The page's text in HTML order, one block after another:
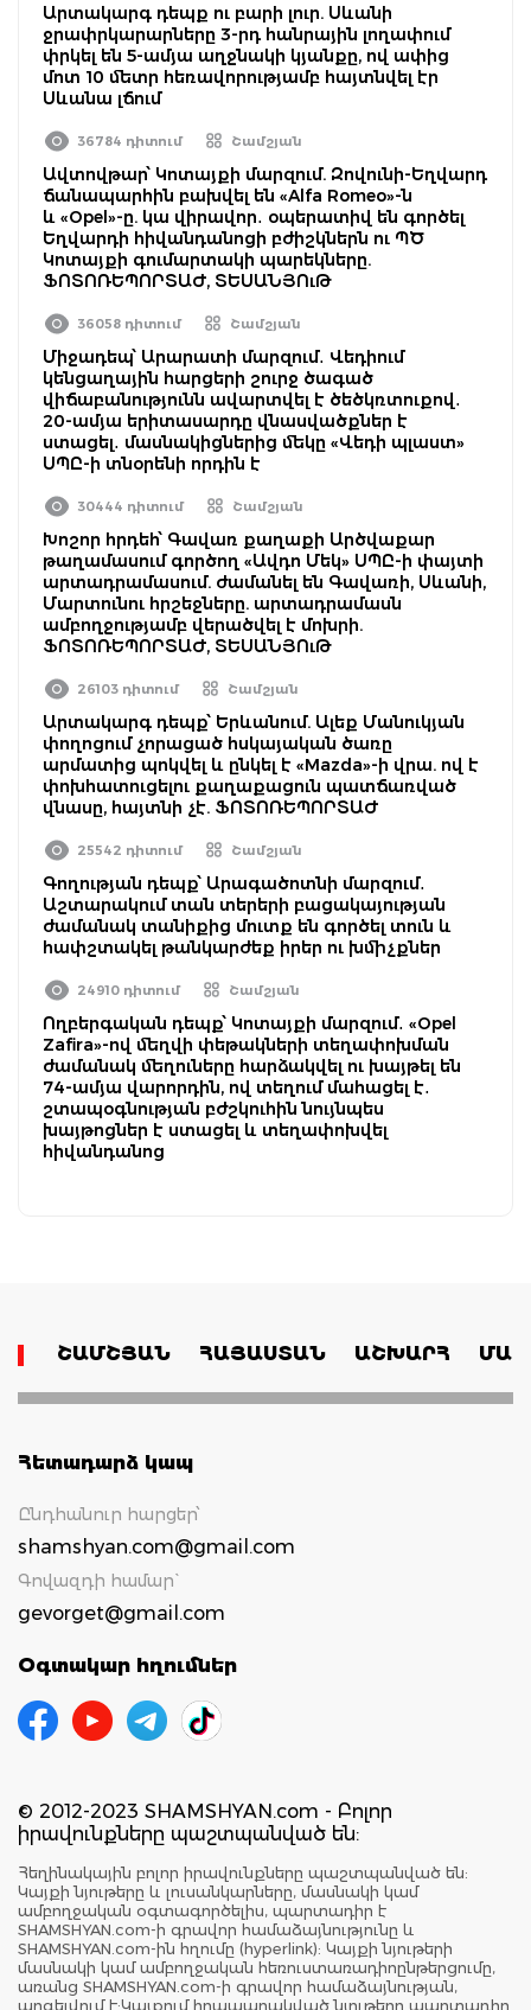
Արտակարգ դեպք ու բարի լուր. Սևանի
ջրափրկարարները 3-րդ հանրային լողափում
փրկել են 5-ամյա աղջնակի կյանքը, ով ափից
մոտ 10 մետր հեռավորությամբ հայտնվել էր
Սևանա լճում
36784 դիտում Շամշյան
Ավտովթար՝ Կոտայքի մարզում. Զովունի-Եղվարդ
ճանապարհին բախվել են «Alfa Romeo»-ն
և «Opel»-ը. կա վիրավոր․ օպերատիվ են գործել
Եղվարդի հիվանդանոցի բժիշկներն ու ՊԾ
Կոտայքի գումարտակի պարեկները.
ՖՈՏՈՌԵՊՈՐՏԱԺ, ՏԵՍԱՆՅՈւԹ
36058 դիտում Շամշյան
Միջադեպ՝ Արարատի մարզում․ Վեդիում
կենցաղային հարցերի շուրջ ծագած
վիճաբանությունն ավարտվել է ծեծկռտուքով․
20-ամյա երիտասարդը վնասվածքներ է
ստացել․ մասնակիցներից մեկը «Վեդի պլաստ»
ՍՊԸ-ի տնօրենի որդին է
30444 դիտում Շամշյան
Խոշոր հրդեհ՝ Գավառ քաղաքի Արծվաքար
թաղամասում գործող «Ավդո Մեկ» ՍՊԸ-ի փայտի
արտադրամասում. ժամանել են Գավառի, Սևանի,
Մարտունու հրշեջները. արտադրամասն
ամբողջությամբ վերածվել է մոխրի.
ՖՈՏՈՌԵՊՈՐՏԱԺ, ՏԵՍԱՆՅՈւԹ
26103 դիտում Շամշյան
Արտակարգ դեպք՝ Երևանում. Ալեք Մանուկյան
փողոցում չորացած հսկայական ծառը
արմատից պոկվել և ընկել է «Mazda»-ի վրա. ով է
փոխհատուցելու քաղաքացուն պատճառված
վնասը, հայտնի չէ. ՖՈՏՈՌԵՊՈՐՏԱԺ
25542 դիտում Շամշյան
Գողության դեպք՝ Արագածոտնի մարզում․
Աշտարակում տան տերերի բացակայության
ժամանակ տանիքից մուտք են գործել տուն և
հափշտակել թանկարժեք իրեր ու խմիչքներ
24910 դիտում Շամշյան
Ողբերգական դեպք՝ Կոտայքի մարզում․ «Opel
Zafira»-ով մեղվի փեթակների տեղափոխման
ժամանակ մեղուները հարձակվել ու խայթել են
74-ամյա վարորդին, ով տեղում մահացել է․
շտապօգնության բժշկուհին նույնպես
խայթոցներ է ստացել և տեղափոխվել
հիվանդանոց
ՇԱՄՇՅԱՆ ՀԱՅԱՍՏԱՆ ԱՇԽԱՐՀ
Հետադարձ կապ
Ընդհանուր հարցեր՝
shamshyan.com@gmail.com
Գովազդի համար`
gevorget@gmail.com
Օգտակար հղումներ
© 2012-2023 SHAMSHYAN.com - Բոլոր
իրավունքները պաշտպանված են:
Հեղինակային բոլոր իրավունքները պաշտպանված են:
Կայքի նյութերը և լուսանկարները, մասնակի կամ
ամբողջական օգտագործելիս, պարտադիր է
SHAMSHYAN.com-ի գրավոր համաձայնությունը և
SHAMSHYAN.com-ին հղումը (hyperlink): Կայքի նյութերի
մասնակի կամ ամբողջական հեռուստառադիոընթերցումը,
առանց SHAMSHYAN.com-ի գրավոր համաձայնության,
արգելվում է:Կայքում հրապարակված նյութերը պարտադիր